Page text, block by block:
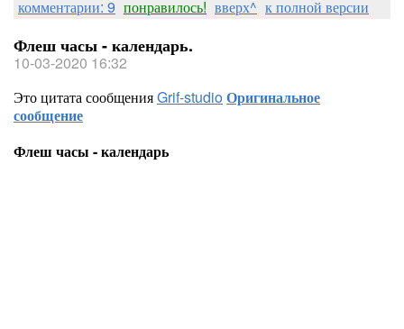
комментарии: 9 понравилось! вверх^ к полной версии
Флеш часы - календарь.
10-03-2020 16:32
Это цитата сообщенияGrif-studioОригинальное
сообщение
Флеш часы - календарь